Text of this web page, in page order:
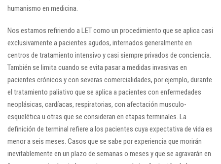
humanismo en medicina.
Nos estamos refiriendo a LET como un procedimiento que se aplica casi
exclusivamente a pacientes agudos, internados generalmente en
centros de tratamiento intensivo y casi siempre privados de conciencia.
También se limita cuando se evita pasar a medidas invasivas en
pacientes crónicos y con severas comercialidades, por ejemplo, durante
el tratamiento paliativo que se aplica a pacientes con enfermedades
neoplásicas, cardíacas, respiratorias, con afectación musculo-
esquelética u otras que se consideran en etapas terminales. La
definición de terminal refiere a los pacientes cuya expectativa de vida es
menor a seis meses. Casos que se sabe por experiencia que morirán
inevitablemente en un plazo de semanas o meses y que se agravarán en